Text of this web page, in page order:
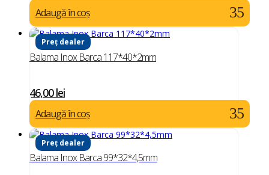
Adaugă în coș
Preț dealer
Balama Inox Barca 117*40*2mm
46,00lei
Adaugă în coș
Preț dealer
Balama Inox Barca 99*32*4,5mm